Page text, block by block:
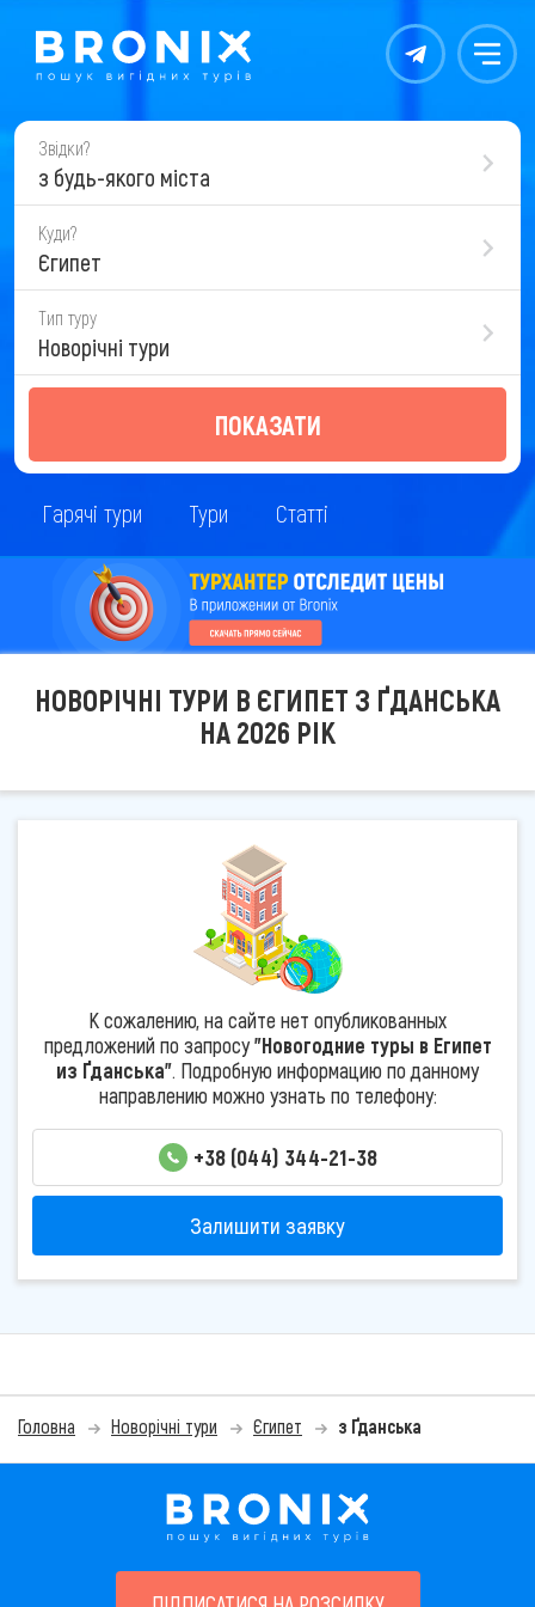
Контакты Меню
Звідки?
з будь-якого міста
Куди?
Єгипет
Тип туру
Новорічні тури
ПОКАЗАТИ
Гарячі тури Тури Статті
НОВОРІЧНІ ТУРИ В ЄГИПЕТ З ҐДАНСЬКА
НА 2026 РІК
К сожалению, на сайте нет опубликованных
предложений по запросу"Новогодние туры в Египет
из Ґданська". Подробную информацию по данному
направлению можно узнать по телефону:
+38 (044) 344-21-38
Залишити заявку
Головна Новорічні тури Єгипет з Ґданська